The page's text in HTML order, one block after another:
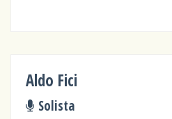
Aldo Fici
Solista